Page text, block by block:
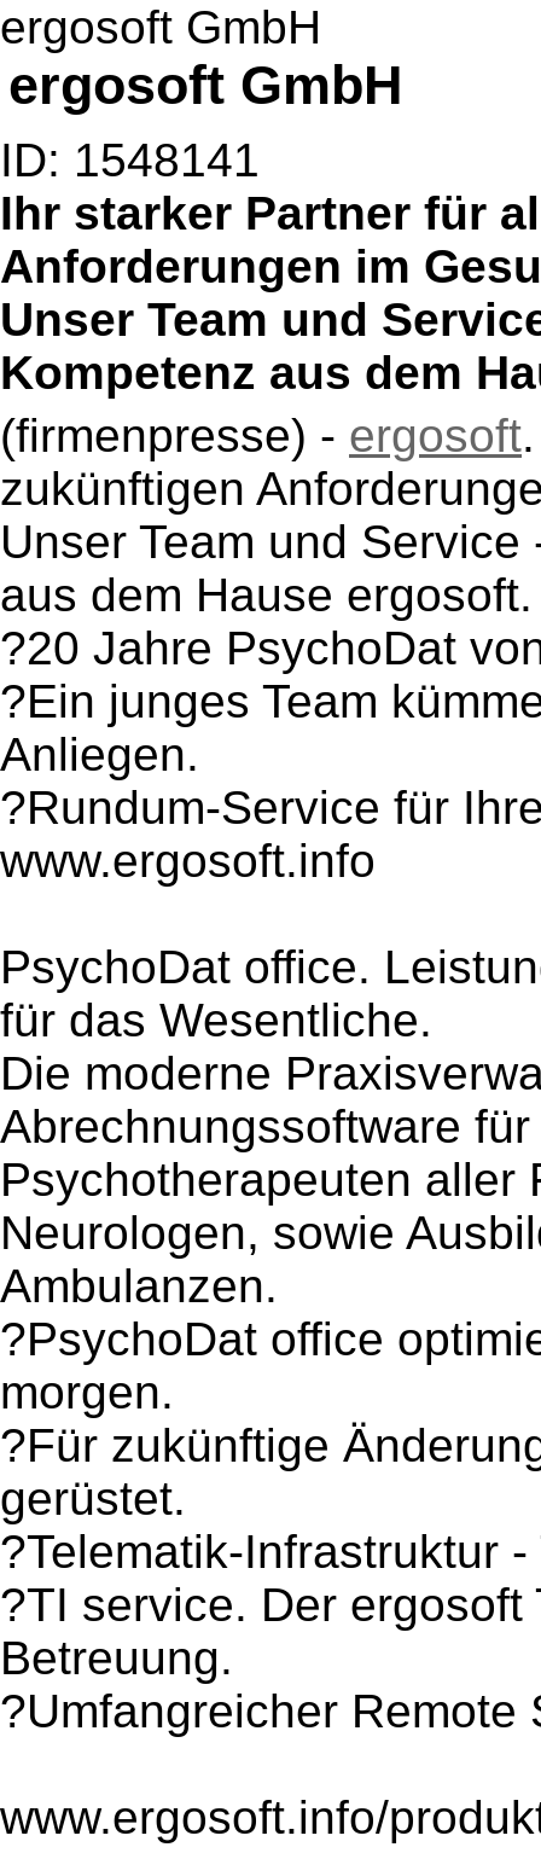
ergosoft GmbH
ergosoft GmbH
ID: 1548141
Ihr starker Partner für
Anforderungen im
Unser Team und
Kompetenz aus dem
(firmenpresse) - ergosoft
zukünftigen
Unser Team und
aus dem Hause ergosoft.
?20 Jahre PsychoDat
?Ein junges Team
Anliegen.
?Rundum-Service für
www.ergosoft.info
PsychoDat office.
für das Wesentliche.
Die moderne
Abrechnungssoftware
Psychotherapeuten aller
Neurologen, sowie
Ambulanzen.
?PsychoDat office
morgen.
?Für zukünftige
gerüstet.
?Telematik-Infrastruktur -
?TI service. Der
Betreuung.
?Umfangreicher Remote
www.ergosoft.info/